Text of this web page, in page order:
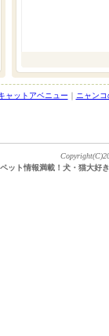
ャットアベニュー ｜ ニャン
ペット情報満載！犬・猫大好